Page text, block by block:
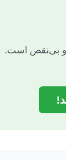
و بی‌نقص است.